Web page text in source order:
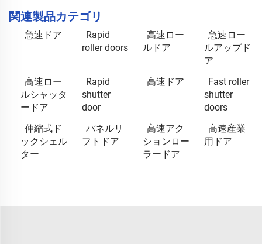
関連製品カテゴリ
急速ドア
Rapid
roller doors
高速ロー
ルドア
急速ロー
ルアップド
ア
高速ロー
ルシャッタ
ードア
Rapid
shutter
door
高速ドア
Fast roller
shutter
doors
伸縮式ド
ックシェル
ター
パネルリ
フトドア
高速アク
ションロー
ラードア
高速産業
用ドア